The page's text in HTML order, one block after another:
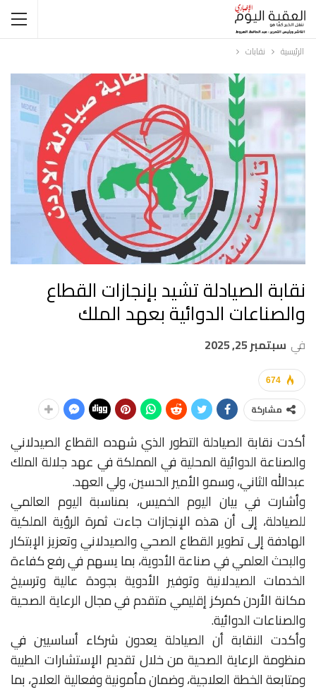
الرئيسية نقابات
نقابة الصيادلة تشيد بإنجازات القطاع
والصناعات الدوائية بعهد الملك
في سبتمبر 25, 2025
674
مشاركة
أكدت نقابة الصيادلة التطور الذي شهده القطاع الصيدلاني
والصناعة الدوائية المحلية في المملكة في عهد جلالة الملك
عبدالله الثاني، وسمو الأمير الحسين، ولي العهد.
وأشارت في بيان اليوم الخميس، بمناسبة اليوم العالمي
للصيادلة، إلى أن هذه الإنجازات جاءت ثمرة الرؤية الملكية
الهادفة إلى تطوير القطاع الصحي والصيدلاني وتعزيز الإبتكار
والبحث العلمي في صناعة الأدوية، بما يسهم في رفع كفاءة
الخدمات الصيدلانية وتوفير الأدوية بجودة عالية وترسيخ
مكانة الأردن كمركز إقليمي متقدم في مجال الرعاية الصحية
والصناعات الدوائية.
وأكدت النقابة أن الصيادلة يعدون شركاء أساسيين في
منظومة الرعاية الصحية من خلال تقديم الإستشارات الطبية
ومتابعة الخطة العلاجية، وضمان مأمونية وفعالية العلاج، بما